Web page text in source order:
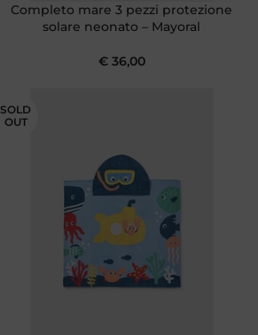
Completo mare 3 pezzi protezione
solare neonato – Mayoral
€36,00
SOLD
OUT